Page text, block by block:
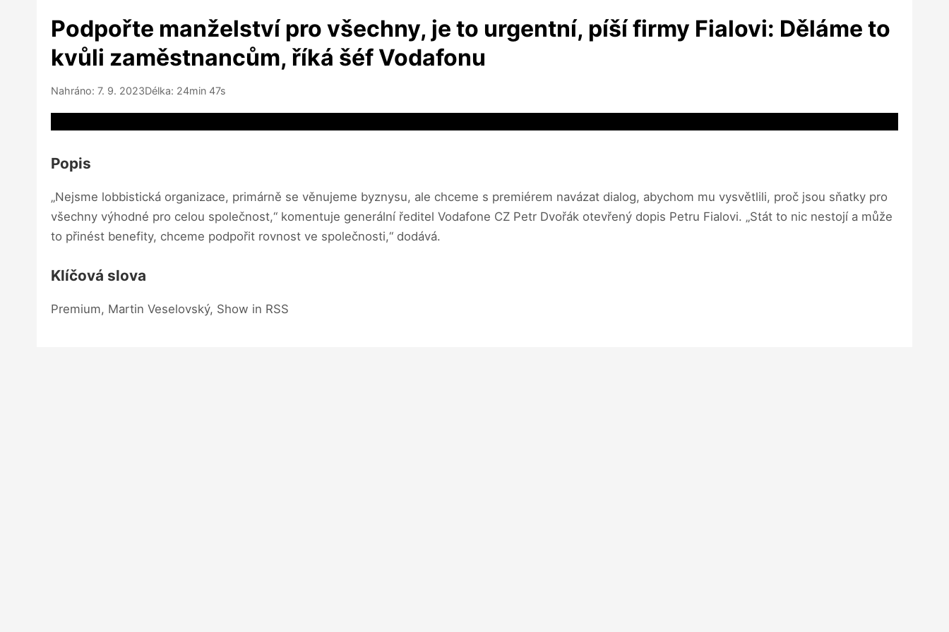
Podpořte manželství pro všechny, je to urgentní, píší firmy Fialovi: Děláme to
kvůli zaměstnancům, říká šéf Vodafonu
Nahráno: 7. 9. 2023Délka: 24min 47s
Popis
„Nejsme lobbistická organizace, primárně se věnujeme byznysu, ale chceme s premiérem navázat dialog, abychom mu vysvětlili, proč jsou sňatky pro
všechny výhodné pro celou společnost,“ komentuje generální ředitel Vodafone CZ Petr Dvořák otevřený dopis Petru Fialovi. „Stát to nic nestojí a může
to přinést benefity, chceme podpořit rovnost ve společnosti,“ dodává.
Klíčová slova
Premium, Martin Veselovský, Show in RSS